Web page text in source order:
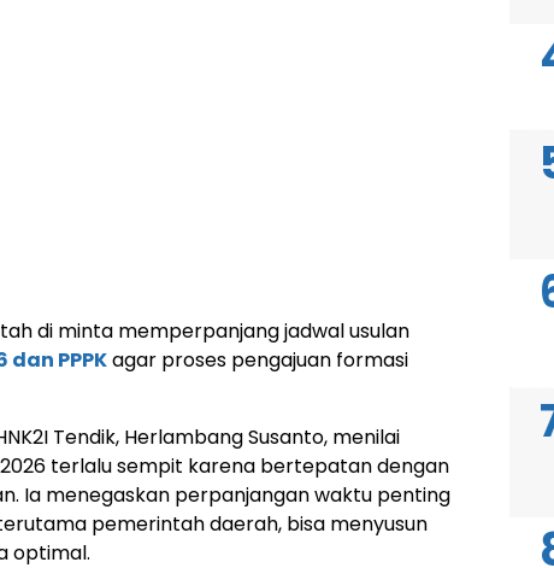
di minta memperpanjang jadwal usulan
dan PPPKagar proses pengajuan formasi
Tendik, Herlambang Susanto, menilai
terlalu sempit karena bertepatan dengan
Ia menegaskan perpanjangan waktu penting
pemerintah daerah, bisa menyusun
optimal.